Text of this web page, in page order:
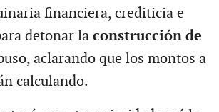
financiera, crediticia e
detonar laconstrucción de
aclarando que los montos a
calculando.